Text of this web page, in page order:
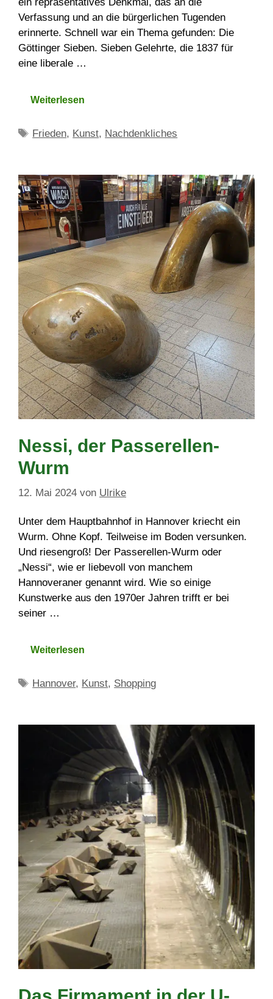
Verfassung und an die bürgerlichen Tugenden
erinnerte. Schnell war ein Thema gefunden: Die
Göttinger Sieben. Sieben Gelehrte, die 1837 für
eine liberale …
Weiterlesen
Schlagwörter
Frieden, Kunst, Nachdenkliches
Nessi, der Passerellen-
Wurm
12. Mai 2024 von Ulrike
Unter dem Hauptbahnhof in Hannover kriecht ein
Wurm. Ohne Kopf. Teilweise im Boden versunken.
Und riesengroß! Der Passerellen-Wurm oder
„Nessi“, wie er liebevoll von manchem
Hannoveraner genannt wird. Wie so einige
Kunstwerke aus den 1970er Jahren trifft er bei
seiner …
Weiterlesen
Schlagwörter
Hannover, Kunst, Shopping